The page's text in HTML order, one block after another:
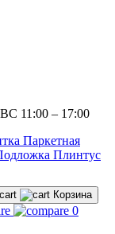
ВС 11:00 – 17:00
Паркетная
Плинтус
Корзина
0